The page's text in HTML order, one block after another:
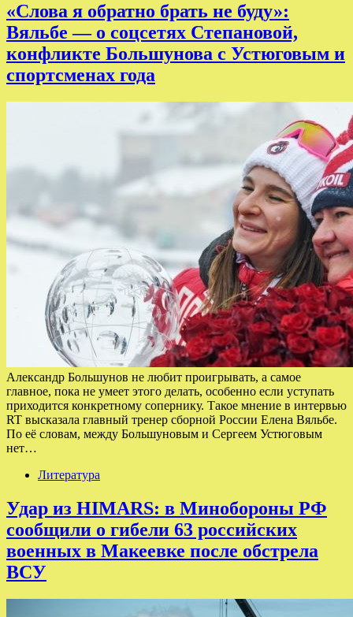
«Слова я обратно брать не буду»:
Вяльбе — о соцсетях Степановой,
конфликте Большунова с Устюговым и
спортсменах года
Александр Большунов не любит проигрывать, а самое
главное, пока не умеет этого делать, особенно если уступать
приходится конкретному сопернику. Такое мнение в интервью
RT высказала главный тренер сборной России Елена Вяльбе.
По её словам, между Большуновым и Сергеем Устюговым
нет…
Литература
Удар из HIMARS: в Минобороны РФ
сообщили о гибели 63 российских
военных в Макеевке после обстрела
ВСУ